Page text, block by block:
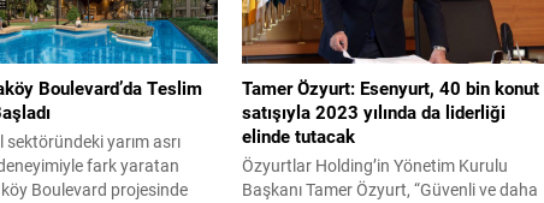
maliyetlerinin yaklaşık...
Boulevard’da Teslim
yarım asrı
fark yaratan
Boulevard projesinde
Tamer Özyurt: Esenyurt, 40 bin konut
satışıyla 2023 yılında da liderliği
elinde tutacak
Özyurtlar Holding’in Yönetim Kurulu
Başkanı Tamer Özyurt, “Güvenli ve daha